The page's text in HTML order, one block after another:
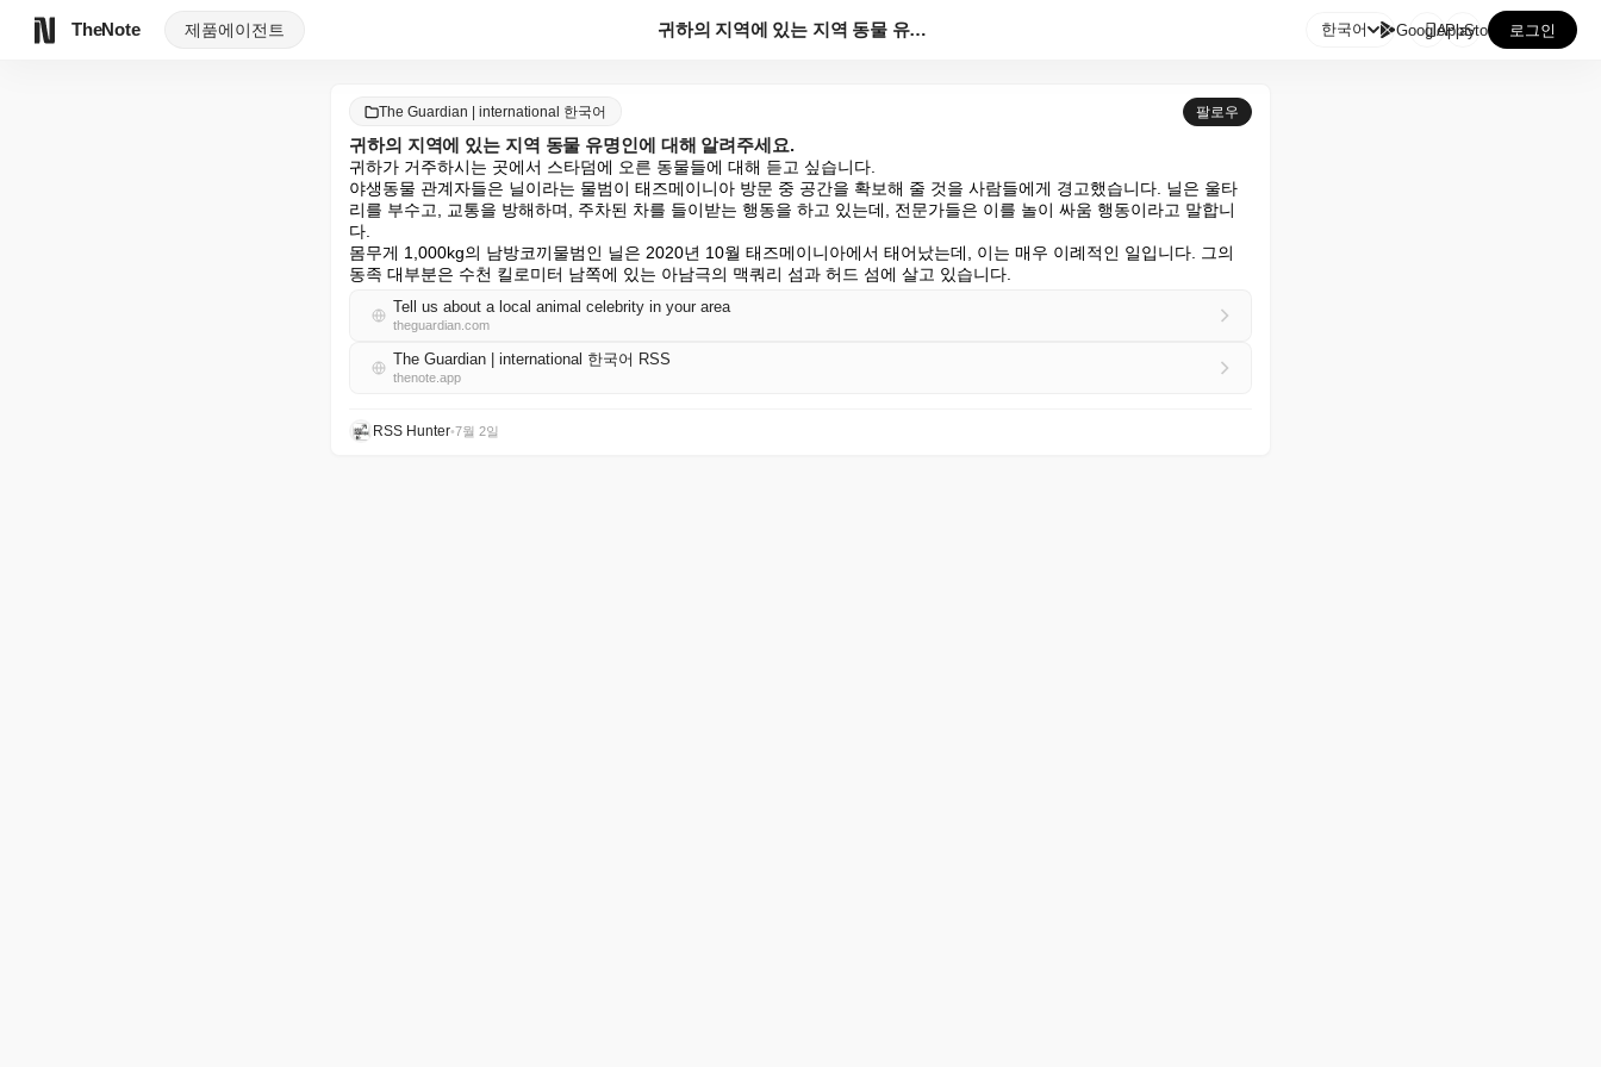
TheNote 제품에이전트 귀하의 지역에 있는 지역 동물 유명인에 대해 알려주세요... 한국어 GooglePlay
AppStore 로그인
The Guardian | international 한국어 팔로우
귀하의 지역에 있는 지역 동물 유명인에 대해 알려주세요.
귀하가 거주하시는 곳에서 스타덤에 오른 동물들에 대해 듣고 싶습니다.
야생동물 관계자들은 닐이라는 물범이 태즈메이니아 방문 중 공간을 확보해 줄 것을 사람들에게 경고했습니다. 닐은 울타
리를 부수고, 교통을 방해하며, 주차된 차를 들이받는 행동을 하고 있는데, 전문가들은 이를 놀이 싸움 행동이라고 말합니
다.
몸무게 1,000kg의 남방코끼물범인 닐은 2020년 10월 태즈메이니아에서 태어났는데, 이는 매우 이례적인 일입니다. 그의
동족 대부분은 수천 킬로미터 남쪽에 있는 아남극의 맥쿼리 섬과 허드 섬에 살고 있습니다.
Tell us about a local animal celebrity in your area
theguardian.com
The Guardian | international 한국어 RSS
thenote.app
RSS Hunter•7월 2일